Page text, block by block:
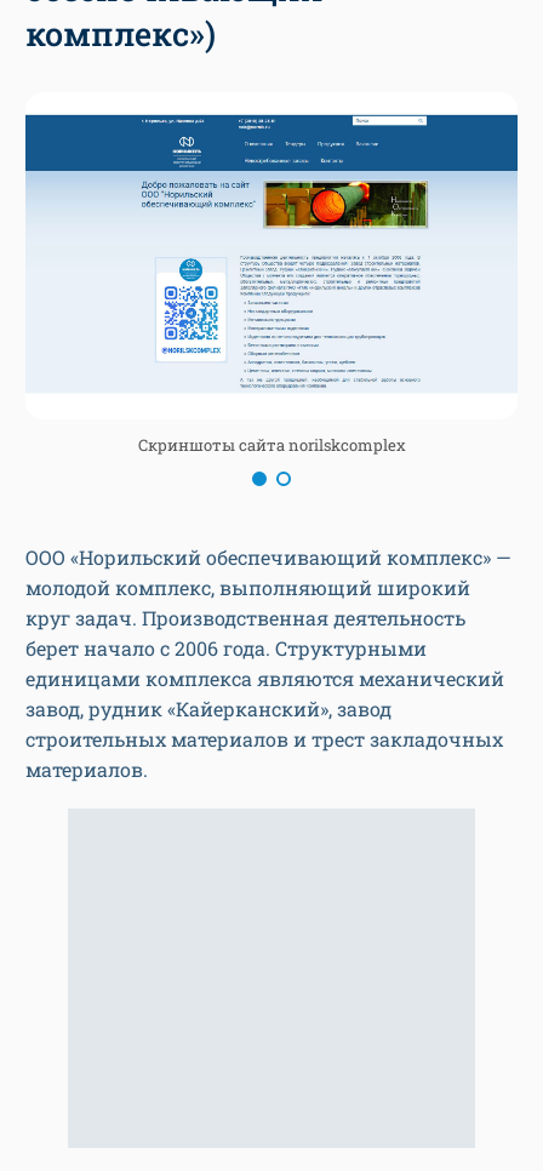
комплекс»)
Скриншоты сайта norilskcomplex
ООО «Норильский обеспечивающий комплекс» —
молодой комплекс, выполняющий широкий
круг задач. Производственная деятельность
берет начало с 2006 года. Структурными
единицами комплекса являются механический
завод, рудник «Кайерканский», завод
строительных материалов и трест закладочных
материалов.